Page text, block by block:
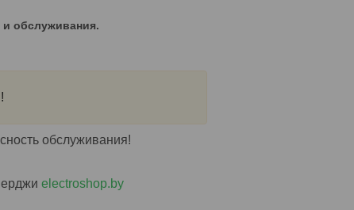
и обслуживания.
обслуживания!
electroshop.by